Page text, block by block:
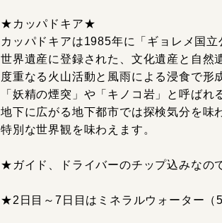
★カッパドキア★
カッパドキアは1985年に「ギョレメ国
世界遺産に登録された、文化遺産と自然
度重なる火山活動と風雨による浸食で形
「妖精の煙突」や「キノコ岩」と呼ば
地下に広がる地下都市では探検気分を味
特別な世界観を味わえます。
★ガイド、ドライバーのチップ込みなの
★2日目～7日目はミネラルウォーター（